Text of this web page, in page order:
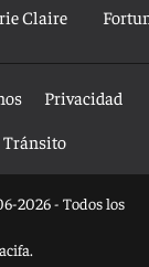
Claire
Privacidad
Tránsito
2026 - Todos los